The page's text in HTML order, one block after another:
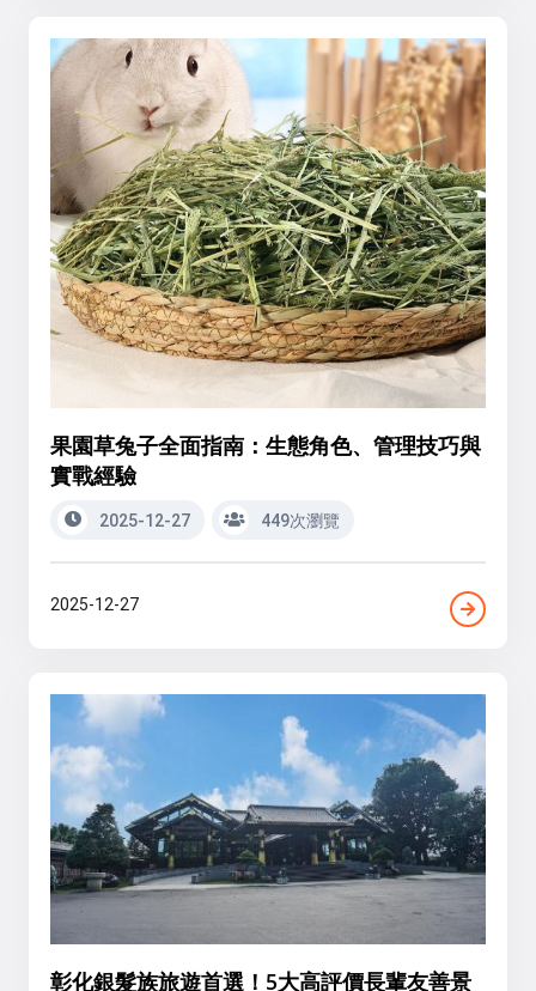
果園草兔子全面指南：生態角色、管理技巧與
實戰經驗
2025-12-27 449次瀏覽
2025-12-27
彰化銀髮族旅遊首選！5大高評價長輩友善景